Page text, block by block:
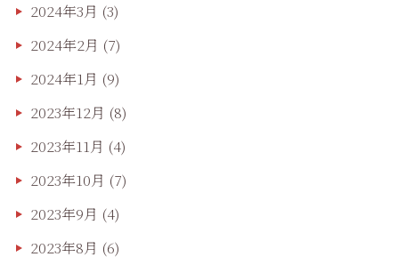
2024年3月 (3)
2024年2月 (7)
2024年1月 (9)
2023年12月 (8)
2023年11月 (4)
2023年10月 (7)
2023年9月 (4)
2023年8月 (6)